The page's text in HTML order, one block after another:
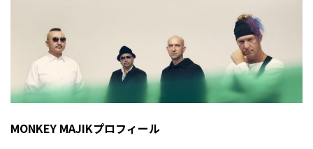
MONKEY MAJIKプロフィール